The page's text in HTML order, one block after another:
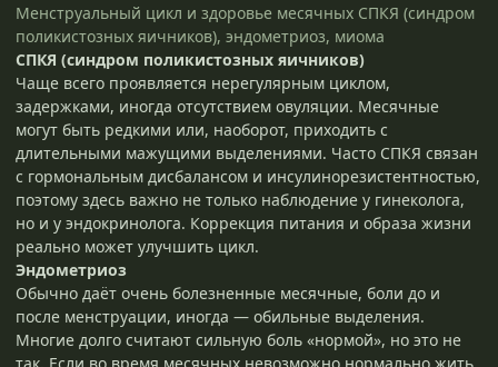
Менструальный цикл и здоровье месячных СПКЯ (синдром
поликистозных яичников), эндометриоз, миома
СПКЯ (синдром поликистозных яичников)
Чаще всего проявляется нерегулярным циклом,
задержками, иногда отсутствием овуляции. Месячные
могут быть редкими или, наоборот, приходить с
длительными мажущими выделениями. Часто СПКЯ связан
с гормональным дисбалансом и инсулинорезистентностью,
поэтому здесь важно не только наблюдение у гинеколога,
но и у эндокринолога. Коррекция питания и образа жизни
реально может улучшить цикл.
Эндометриоз
Обычно даёт очень болезненные месячные, боли до и
после менструации, иногда — обильные выделения.
Многие долго считают сильную боль «нормой», но это не